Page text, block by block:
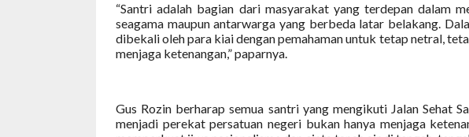
“Santri adalah bagian dari masyarakat yang terdepan dalam
seagama maupun antarwarga yang berbeda latar belakang.
dibekali oleh para kiai dengan pemahaman untuk tetap netral,
menjaga ketenangan,” paparnya.
Gus Rozin berharap semua santri yang mengikuti Jalan Sehat
menjadi perekat persatuan negeri bukan hanya menjaga